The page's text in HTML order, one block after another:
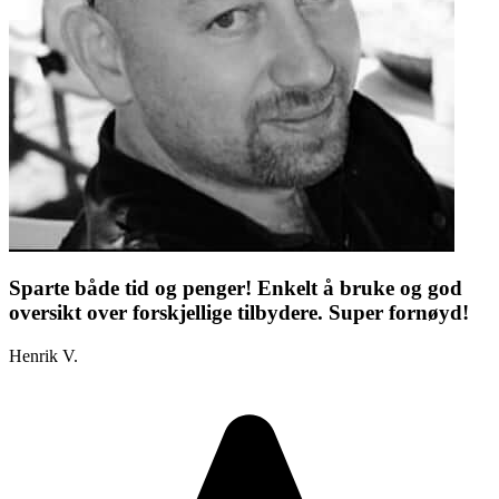
Sparte både tid og penger! Enkelt å bruke og god
oversikt over forskjellige tilbydere. Super fornøyd!
Henrik V.